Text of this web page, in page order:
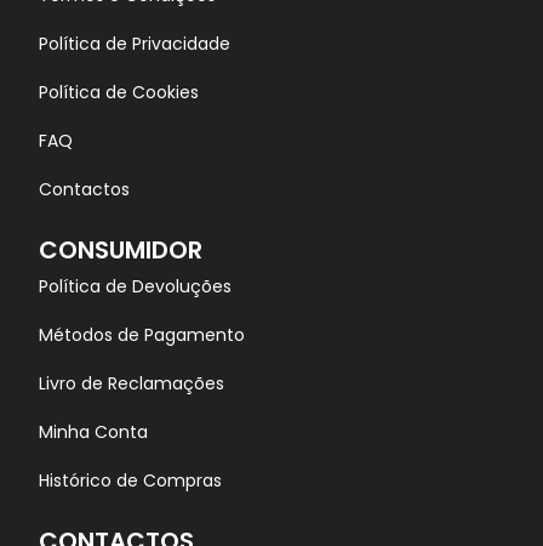
Política de Privacidade
Política de Cookies
FAQ
Contactos
CONSUMIDOR
Política de Devoluções
Métodos de Pagamento
Livro de Reclamações
Minha Conta
Histórico de Compras